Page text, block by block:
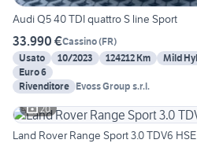
Audi Q5 40 TDI quattro S line Sport
33.990 €Cassino(FR)
Usato
10/2023 124212 Km Mild
Euro 6
Rivenditore Evoss Group s.r.l.
20
Land Rover Range Sport 3.0 TDV6